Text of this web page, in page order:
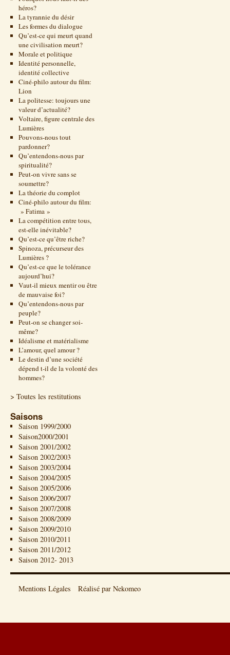
héros?
La tyrannie du désir
Les formes du dialogue
Qu’est-ce qui meurt quand
une civilisation meurt?
Morale et politique
Identité personnelle,
identité collective
Ciné-philo autour du film:
Lion
La politesse: toujours une
valeur d’actualité?
Voltaire, figure centrale des
Lumières
Pouvons-nous tout
pardonner?
Qu’entendons-nous par
spiritualité?
Peut-on vivre sans se
soumettre?
La théorie du complot
Ciné-philo autour du film:
» Fatima »
La compétition entre tous,
est-elle inévitable?
Qu’est-ce qu’être riche?
Spinoza, précurseur des
Lumières ?
Qu’est-ce que le tolérance
aujourd’hui?
Vaut-il mieux mentir ou être
de mauvaise foi?
Qu’entendons-nous par
peuple?
Peut-on se changer soi-
même?
Idéalisme et matérialisme
L’amour, quel amour ?
Le destin d’une société
dépend t-il de la volonté des
hommes?
> Toutes les restitutions
Saisons
Saison 1999/2000
Saison2000/2001
Saison 2001/2002
Saison 2002/2003
Saison 2003/2004
Saison 2004/2005
Saison 2005/2006
Saison 2006/2007
Saison 2007/2008
Saison 2008/2009
Saison 2009/2010
Saison 2010/2011
Saison 2011/2012
Saison 2012- 2013
Mentions Légales Réalisé par Nekomeo